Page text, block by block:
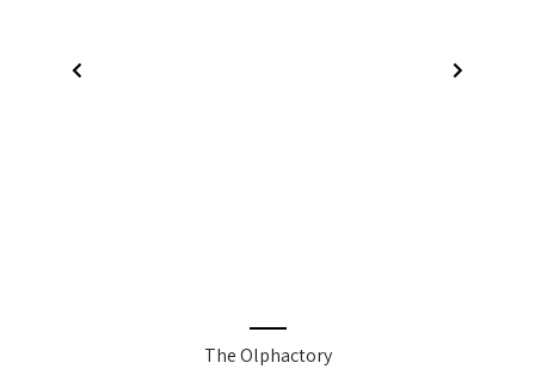
The Olphactory